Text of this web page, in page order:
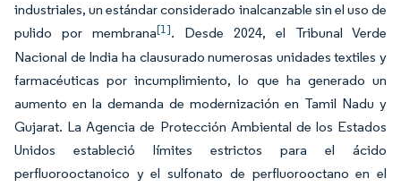
industriales, un estándar considerado inalcanzable sin el uso de
pulido por membrana[1]. Desde 2024, el Tribunal Verde
Nacional de India ha clausurado numerosas unidades textiles y
farmacéuticas por incumplimiento, lo que ha generado un
aumento en la demanda de modernización en Tamil Nadu y
Gujarat. La Agencia de Protección Ambiental de los Estados
Unidos estableció límites estrictos para el ácido
perfluorooctanoico y el sulfonato de perfluorooctano en el